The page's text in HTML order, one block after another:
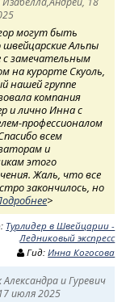
могут быть
Альпы
с замечательным
на курорте Скуоль,
нашей группе
компания
и лично Инна с
профессионалом
всем
и
этого
Жаль, что все
закончилось, но
>
Турлидер в Швейцарии -
Ледниковый экспресс
Гид:Инна Когосова
Александра и Гуревич
июля 2025